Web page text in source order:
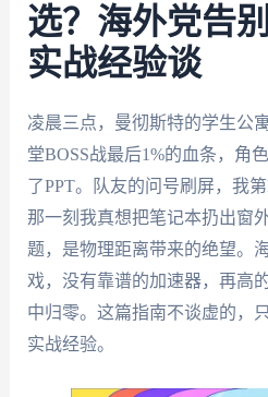
选？海外党告
实战经验谈
凌晨三点，曼彻斯特的学生公
堂BOSS战最后1%的血条，角
了PPT。队友的问号刷屏，我
那一刻我真想把笔记本扔出窗
题，是物理距离带来的绝望。
戏，没有靠谱的加速器，再高
中归零。这篇指南不谈虚的，
实战经验。